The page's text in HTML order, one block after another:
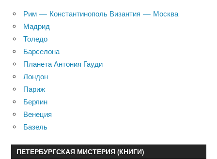
Рим — Константинополь Византия — Москва
Мадрид
Толедо
Барселона
Планета Антония Гауди
Лондон
Париж
Берлин
Венеция
Базель
ПЕТЕРБУРГСКАЯ МИСТЕРИЯ (КНИГИ)